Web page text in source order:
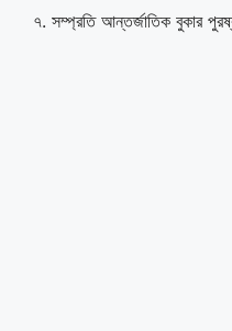
৭. সম্প্রতি আন্তর্জাতিক বুকার